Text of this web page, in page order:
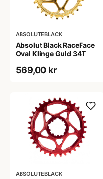
ABSOLUTEBLACK
Absolut Black RaceFace
Oval Klinge Guld 34T
569,00 kr
ABSOLUTEBLACK